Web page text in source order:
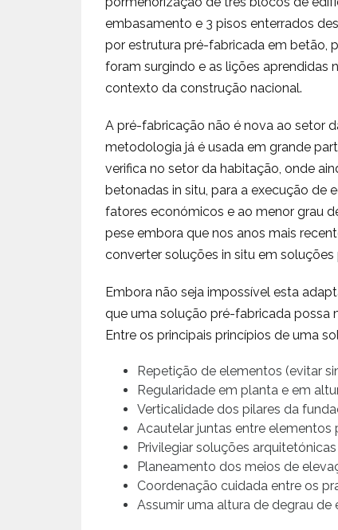
embasamento e 3 pisos enterrados
por estrutura pré-fabricada em betão,
foram surgindo e as lições aprendidas
contexto da construção nacional.
A pré-fabricação não é nova ao setor
metodologia já é usada em grande
verifica no setor da habitação, onde
betonadas in situ, para a execução de
fatores económicos e ao menor grau
pese embora que nos anos mais
converter soluções in situ em soluções
Embora não seja impossível esta
que uma solução pré-fabricada possa
Entre os principais princípios de uma
Repetição de elementos (evitar
Regularidade em planta e em
Verticalidade dos pilares da
Acautelar juntas entre elementos
Privilegiar soluções
Planeamento dos meios de
Coordenação cuidada entre os
Assumir uma altura de degrau